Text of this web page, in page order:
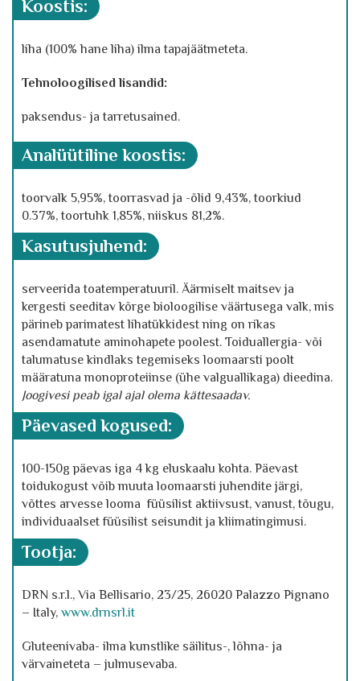
koostis:
liha (100% hane liha) ilma tapajäätmeteta.
Tehnoloogilised lisandid:
paksendus- ja tarretusained.
analüütiline koostis:
toorvalk 5,95%, toorrasvad ja -õlid 9,43%, toorkiud
0.37%, toortuhk 1,85%, niiskus 81,2%.
kasutusjuhend:
serveerida toatemperatuuril. Äärmiselt maitsev ja
kergesti seeditav kõrge bioloogilise väärtusega valk, mis
pärineb parimatest lihatükkidest ning on rikas
asendamatute aminohapete poolest. Toiduallergia- või
talumatuse kindlaks tegemiseks loomaarsti poolt
määratuna monoproteiinse (ühe valguallikaga) dieedina.
Joogivesi peab igal ajal olema kättesaadav.
päevased kogused:
100-150g päevas iga 4 kg eluskaalu kohta. Päevast
toidukogust võib muuta loomaarsti juhendite järgi,
võttes arvesse looma füüsilist aktiivsust, vanust, tõugu,
individuaalset füüsilist seisundit ja kliimatingimusi.
tootja:
DRN s.r.l., Via Bellisario, 23/25, 26020 Palazzo Pignano
– Italy, www.drnsrl.it
Gluteenivaba- ilma kunstlike säilitus-, lõhna- ja
värvaineteta – julmusevaba.